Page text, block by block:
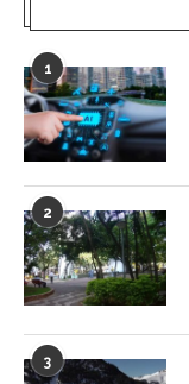
1
2
3